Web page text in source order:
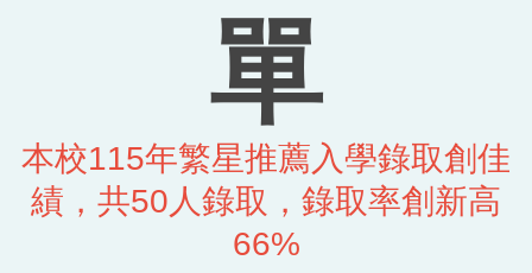
單
本校115年繁星推薦入學錄取創佳
績，共50人錄取，錄取率創新高
66%